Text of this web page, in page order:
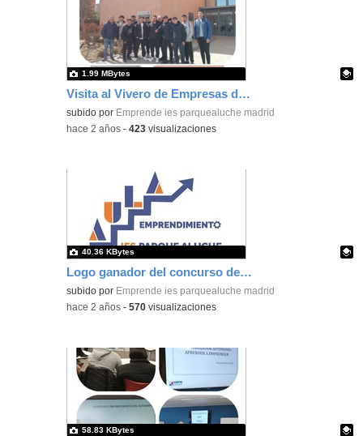
Visita al Vivero de Empresas de Villaverde
Contenido educativo.
subido por Emprende ies parquealuche madrid
1.99 MBytes
-hace 2 años -423 visualizaciones
Logo ganador del concurso de logos del APE I.E.S. Parque Aluche de Madrid
Contenido educativo.
subido por Emprende ies parquealuche madrid
40.36 KBytes
-hace 2 años -570 visualizaciones
58.83 KBytes